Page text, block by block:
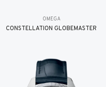
OMEGA
CONSTELLATION GLOBEMASTER